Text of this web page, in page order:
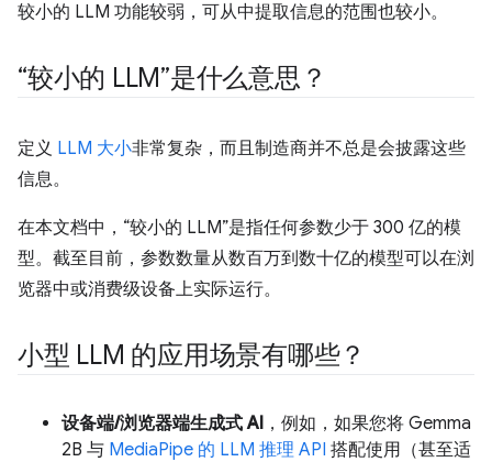
较小的 LLM 功能较弱，可从中提取信息的范围也较小。
“较小的 LLM”是什么意思？
定义 LLM 大小非常复杂，而且制造商并不总是会披露这些
信息。
在本文档中，“较小的 LLM”是指任何参数少于 300 亿的模
型。截至目前，参数数量从数百万到数十亿的模型可以在浏
览器中或消费级设备上实际运行。
小型 LLM 的应用场景有哪些？
设备端/浏览器端生成式 AI ，例如，如果您将 Gemma
2B 与 MediaPipe 的 LLM 推理 API 搭配使用（甚至适